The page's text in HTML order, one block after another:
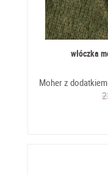
włóczka
Moher z